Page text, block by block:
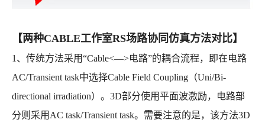
【两种CABLE工作室RS场路协同仿真方法对比】
1、传统方法采用“Cable<—>电路”的耦合流程，即在电路
AC/Transient task中选择Cable Field Coupling（Uni/Bi-
directional irradiation）。3D部分使用平面波激励，电路部
分则采用AC task/Transient task。需要注意的是，该方法3D